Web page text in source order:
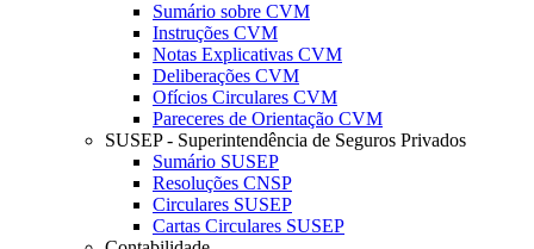
Sumário sobre CVM
Instruções CVM
Notas Explicativas CVM
Deliberações CVM
Ofícios Circulares CVM
Pareceres de Orientação CVM
SUSEP - Superintendência de Seguros Privados
Sumário SUSEP
Resoluções CNSP
Circulares SUSEP
Cartas Circulares SUSEP